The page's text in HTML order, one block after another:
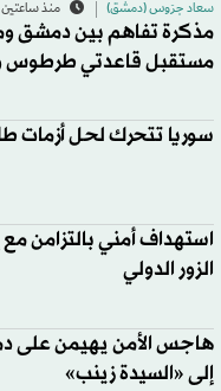
سعاد جرَوس (دمشق) منذ ساعتين
مذكرة تفاهم بين دمشق
مستقبل قاعدتي طرطوس
سوريا تتحرك لحل أزمات
استهداف أمني بالتزامن
الزور الدولي
هاجس الأمن يهيمن على
إلى «السيدة زينب»